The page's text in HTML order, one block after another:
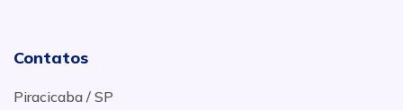
Contatos
Piracicaba / SP